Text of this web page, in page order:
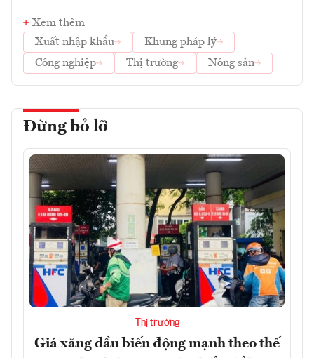
Xem thêm
Xuất nhập khẩu
Khung pháp lý
Công nghiệp
Thị trường Nông sản
Đừng bỏ lỡ
Thị trường
Giá xăng dầu biến động mạnh theo thế